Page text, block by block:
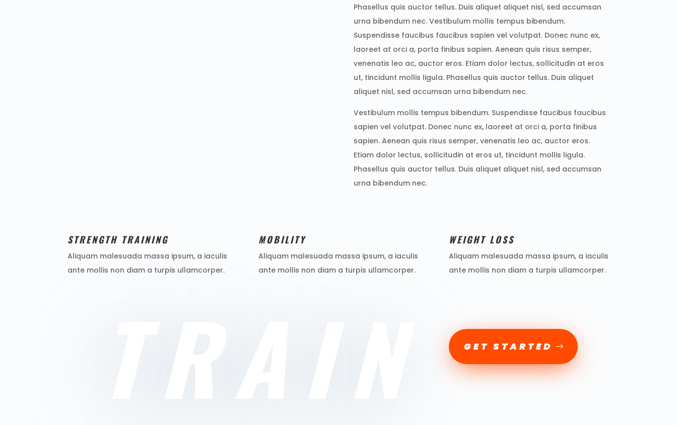
Phasellus quis auctor tellus. Duis aliquet aliquet nisl, sed accumsan
urna bibendum nec. Vestibulum mollis tempus bibendum.
Suspendisse faucibus faucibus sapien vel volutpat. Donec nunc ex,
laoreet at orci a, porta finibus sapien. Aenean quis risus semper,
venenatis leo ac, auctor eros. Etiam dolor lectus, sollicitudin at eros
ut, tincidunt mollis ligula. Phasellus quis auctor tellus. Duis aliquet
aliquet nisl, sed accumsan urna bibendum nec.
Vestibulum mollis tempus bibendum. Suspendisse faucibus faucibus
sapien vel volutpat. Donec nunc ex, laoreet at orci a, porta finibus
sapien. Aenean quis risus semper, venenatis leo ac, auctor eros.
Etiam dolor lectus, sollicitudin at eros ut, tincidunt mollis ligula.
Phasellus quis auctor tellus. Duis aliquet aliquet nisl, sed accumsan
urna bibendum nec.
STRENGTH TRAINING
Aliquam malesuada massa ipsum, a iaculis
ante mollis non diam a turpis ullamcorper.
MOBILITY
Aliquam malesuada massa ipsum, a iaculis
ante mollis non diam a turpis ullamcorper.
WEIGHT LOSS
Aliquam malesuada massa ipsum, a iaculis
ante mollis non diam a turpis ullamcorper.
GET STARTED